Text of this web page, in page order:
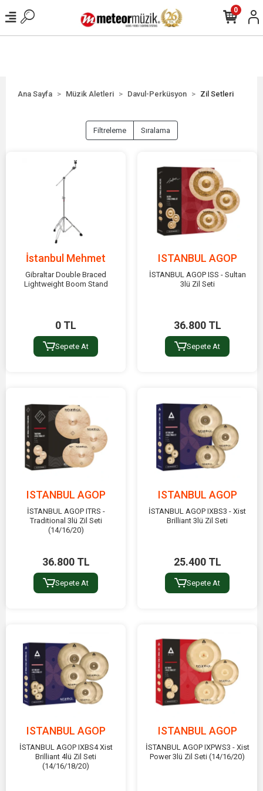
0
Ana Sayfa Müzik Aletleri Davul-Perküsyon Zil Setleri
Filtreleme Sıralama
İstanbul Mehmet
Gibraltar Double Braced
Lightweight Boom Stand
0 TL
Sepete At
ISTANBUL AGOP
İSTANBUL AGOP ISS - Sultan
3lü Zil Seti
36.800 TL
Sepete At
ISTANBUL AGOP
İSTANBUL AGOP ITRS -
Traditional 3lü Zil Seti
(14/16/20)
36.800 TL
Sepete At
ISTANBUL AGOP
İSTANBUL AGOP IXBS3 - Xist
Brilliant 3lü Zil Seti
25.400 TL
Sepete At
ISTANBUL AGOP
İSTANBUL AGOP IXBS4 Xist
Brilliant 4lü Zil Seti
(14/16/18/20)
ISTANBUL AGOP
İSTANBUL AGOP IXPWS3 - Xist
Power 3lü Zil Seti (14/16/20)